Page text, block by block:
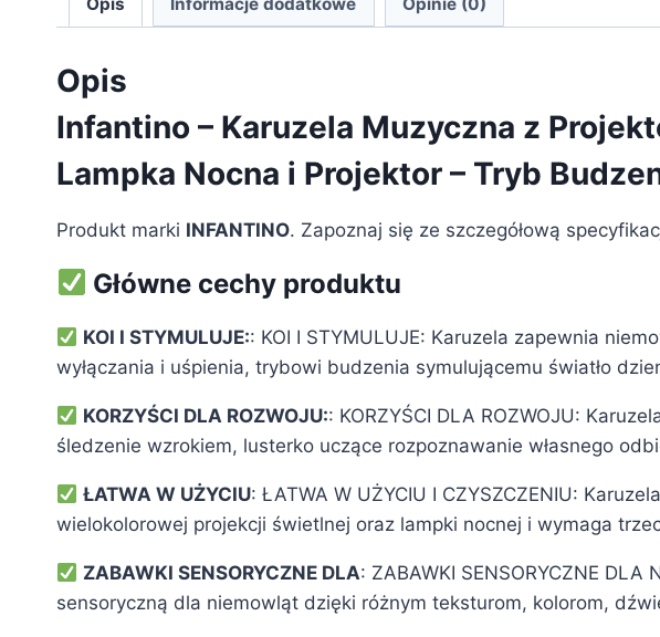
Opis
Infantino – Karuzela Muzyczna z
Lampka Nocna i Projektor – Tryb
Produkt marki INFANTINO. Zapoznaj się ze szczegółową
Główne cechy produktu
KOI I STYMULUJE:: KOI I STYMULUJE: Karuzela zapewnia
wyłączania i uśpienia, trybowi budzenia symulującemu światło
KORZYŚCI DLA ROZWOJU:: KORZYŚCI DLA ROZWOJU:
śledzenie wzrokiem, lusterko uczące rozpoznawanie własnego
ŁATWA W UŻYCIU: ŁATWA W UŻYCIU I CZYSZCZENIU:
wielokolorowej projekcji świetlnej oraz lampki nocnej i wymaga
ZABAWKI SENSORYCZNE DLA: ZABAWKI SENSORYCZNE
sensoryczną dla niemowląt dzięki różnym teksturom, kolorom,